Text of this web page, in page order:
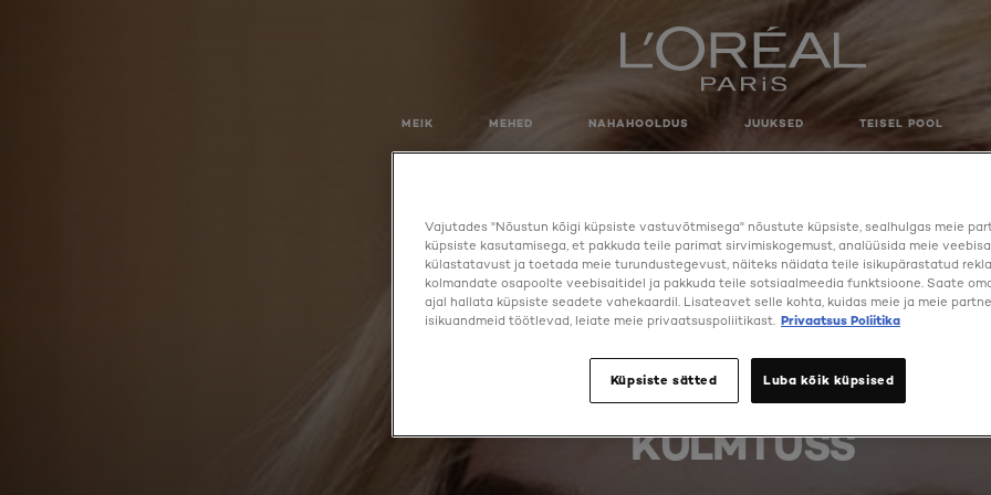
MEIK MEHED NAHAHOOLDUS JUUKSED TEISEL POOL
KULMTUŠŠ
Vajutades "Nõustun kõigi küpsiste vastuvõtmisega" nõustute küpsiste, sealhulgas meie
küpsiste kasutamisega, et pakkuda teile parimat sirvimiskogemust, analüüsida meie
külastatavust ja toetada meie turundustegevust, näiteks näidata teile isikupärastatud
kolmandate osapoolte veebisaitidel ja pakkuda teile sotsiaalmeedia funktsioone. Saate
ajal hallata küpsiste seadete vahekaardil. Lisateavet selle kohta, kuidas meie ja meie
isikuandmeid töötlevad, leiate meie privaatsuspoliitikast. Privaatsus Poliitika
Küpsiste sätted Luba kõik küpsised